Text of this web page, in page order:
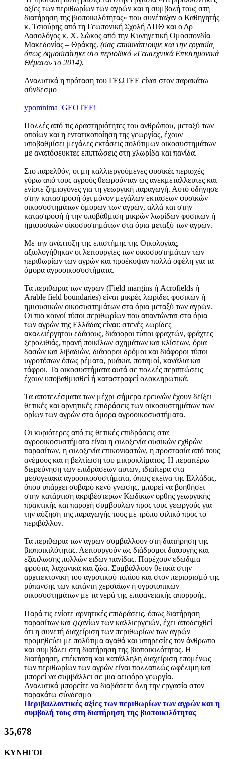
αξίες των περιθωρίων των αγρών και η συμβολή τους στη
διατήρηση της βιοποικιλότητας» που συνέταξαν ο Καθηγητής
κ. Τσιούρης από τη Γεωπονική Σχολή ΑΠΘ και ο Δρ
Δασολόγος κ. Χ. Σώκος από την Κυνηγετική Ομοσπονδία
Μακεδονίας – Θράκης. (σας επισυνάπτουμε και την εργασία,
όπως δημοσιεύτηκε στο περιοδικό «Γεωτεχνικά Επιστημονικά
Θέματα» το 2014).
Αναλυτικά η πρόταση του ΓΕΩΤΕΕ είναι στον παρακάτω
σύνδεσμο
ypomnima_GEOTEEi
Πολλές από τις δραστηριότητες του ανθρώπου, μεταξύ των
οποίων και η εντατικοποίηση της γεωργίας, έχουν
υποβαθμίσει μεγάλες εκτάσεις πολύτιμων οικοσυστημάτων
με αναπόφευκτες επιπτώσεις στη χλωρίδα και πανίδα.
Στο παρελθόν, οι μη καλλιεργούμενες φυσικές περιοχές
γύρω από τους αγρούς θεωρούνταν ως ανεκμετάλλευτες και
ενίοτε ζημιογόνες για τη γεωργική παραγωγή. Αυτό οδήγησε
στην καταστροφή όχι μόνον μεγάλων εκτάσεων φυσικών
oικοσυστημάτων όμορων των αγρών, αλλά και στην
καταστροφή ή την υποβάθμιση μικρών λωρίδων φυσικών ή
ημιφυσικών οίκοσυστημάτων στα όρια μεταξύ των αγρών.
Με την ανάπτυξη της επιστήμης της Οικολογίας,
αξιολογήθηκαν οι λειτουργίες των οικοσυστημάτων των
περιθωρίων των αγρών και προέκυψαν πολλά οφέλη για τα
όμορα αγροοικοσυστήματα.
Τα περιθώρια των αγρών (Field margins ή Acrofields ή
Arable field boundaries) είναι μικρές λωρίδες φυσικών ή
ημιφυσικών οικοσυστημάτων στα όρια μεταξύ των αγρών.
Οι πιο κοινοί τύποι περιθωρίων που απαντώνται στα όρια
των αγρών της Ελλάδας είναι: στενές λωρίδες
ακαλλιέργητου εδάφους, διάφοροι τύποι φραχτών, φράχτες
ξερολιθιάς, πρανή ποικίλων σχημάτων και κλίσεων, όρια
δασών και λιβαδιών, διάφοροι δρόμοι και διάφοροι τύποι
υγροτόπων όπως ρέματα, ρυάκια, ποταμοί, κανάλια και
τάφροι. Τα οικοσυστήματα αυτά σε πολλές περιπτώσεις
έχουν υποβαθμισθεί ή καταστραφεί ολοκληρωτικά.
Τα αποτελέσματα των μέχρι σήμερα ερευνών έχουν δείξει
θετικές και αρνητικές επιδράσεις των οικοσυστημάτων των
ορίων των αγρών στα όμορα αγροοικοσυστήματα.
Οι κυριότερες από τις θετικές επιδράσεις στα
αγροοικοσυστήματα είναι η φιλοξενία φυσικών εχθρών
παρασίτων, η φιλοξενία επικονιαστών, η προστασία από τους
ανέμους και η βελτίωση του μικροκλίματος. Η περαιτέρω
διερεύνηση των επιδράσεων αυτών, ιδιαίτερα στα
μεσογειακά αγροοικοσυστήματα, όπως εκείνα της Ελλάδας,
όπου υπάρχει σοβαρό κενό γνώσης, μπορεί να βοηθήσει
στην κατάρτιση ακριβέστερων Κωδίκων ορθής γεωργικής
πρακτικής και παροχή συμβουλών προς τους γεωργούς για
την αύξηση της παραγωγής τους με τρόπο φιλικό προς το
περιβάλλον.
Τα περιθώρια των αγρών συμβάλλουν στη διατήρηση της
βιοποικιλότητας. Λειτουργούν ως διάδρομοι διαφυγής και
εξάπλωσης πολλών ειδών πανίδας. Παρέχουν εδώδιμα
φρούτα, λαχανικά και ζώα. Συμβάλλουν θετικά στην
αρχιτεκτονική του αγροτικού τοπίου και στον περιορισμό της
ρύπανσης των κατάντη χερσαίων ή υγροτοπικών
οικοσυστημάτων με τα νερά της επιφανειακής απορροής.
Παρά τις ενίοτε αρνητικές επιδράσεις, όπως διατήρηση
παρασίτων και ζιζανίων των καλλιεργειών, έχει αποδειχθεί
ότι η συνετή διαχείριση των περιθωρίων των αγρών
προμηθεύει με πολύτιμα αγαθά και υπηρεσίες τον άνθρωπο
και συμβάλει στη διατήρηση της βιοποικιλότητας. Η
διατήρηση, επέκταση και κατάλληλη διαχείριση επομένως
των περιθωρίων των αγρών είναι πολλαπλώς ωφέλιμη και
μπορεί να συμβάλλει σε μια αειφόρο γεωργία.
Αναλυτικά μπορείτε να διαβάσετε όλη την εργασία στον
παρακάτω σύνδεσμο
Περιβαλλοντικές αξίες των περιθωρίων των αγρών και η
συμβολή τους στη διατήρηση της βιοποικιλότητας
38,305
ΚΥΝΗΓΟΙ